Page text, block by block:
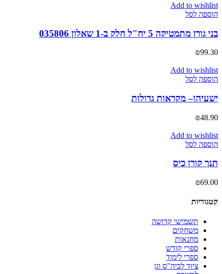
Add to wishlist
הוספה לסל
בני גורן מתמטיקה 5 יח"ל חלק ב-1 שאלון 035806
₪99.30
Add to wishlist
הוספה לסל
ישעיהו– מקראות גדולות
₪48.90
Add to wishlist
הוספה לסל
תנך קורן כיס
₪69.00
קטגוריות
תשמישי קדושה
משחקים
מחנאות
ספרי קודש
ספרי לימוד
ציוד לביה"ס וגן